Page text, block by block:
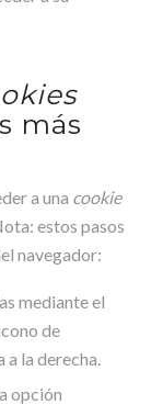
más
a una cookie
estos pasos
navegador:
mediante el
de
la derecha.
opción